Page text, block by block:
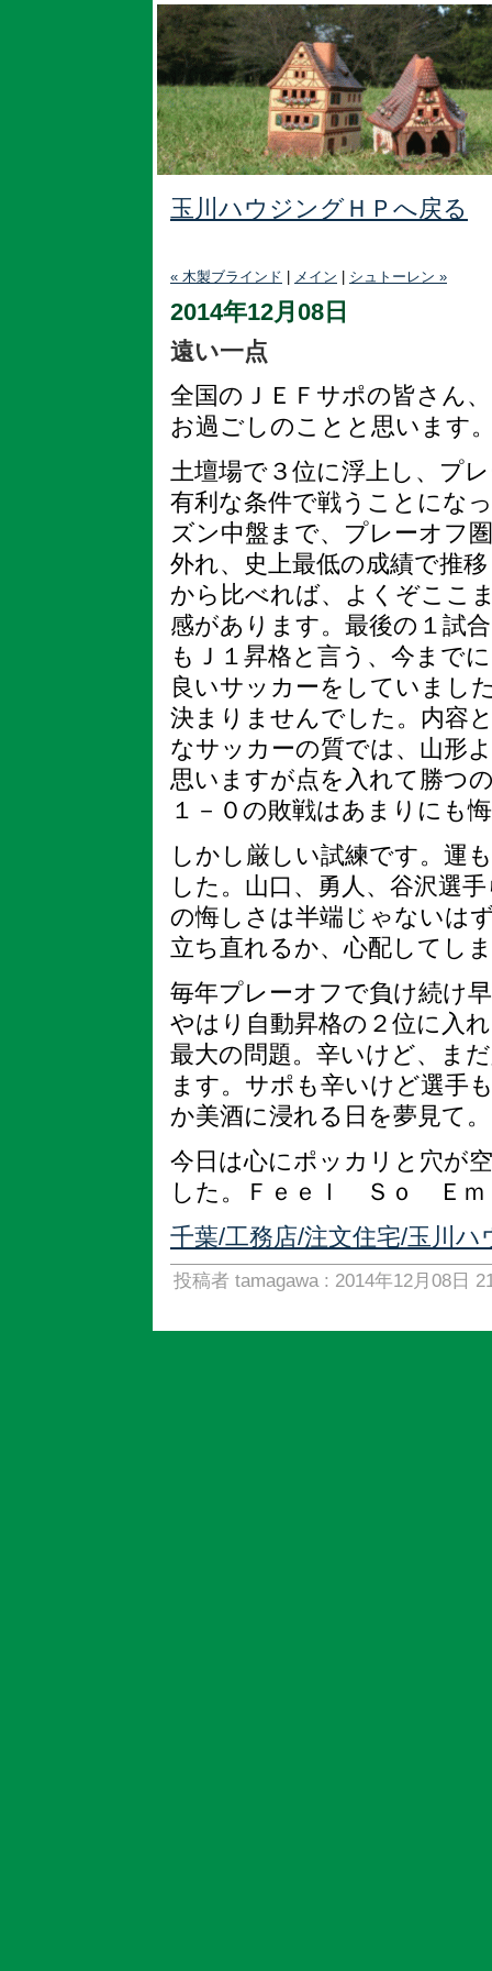
玉川ハウジングＨＰへ戻る
« 木製ブラインド メイン シュトーレン »
2014年12月08日
遠い一点
全国のＪＥＦサポの皆さん
お過ごしのことと思います
土壇場で３位に浮上し、プ
有利な条件で戦うことにな
ズン中盤まで、プレーオフ
外れ、史上最低の成績で推
から比べれば、よくぞここ
感があります。最後の１試
もＪ１昇格と言う、今まで
良いサッカーをしていまし
決まりませんでした。内容
なサッカーの質では、山形
思いますが点を入れて勝つ
１－０の敗戦はあまりにも
しかし厳しい試練です。運
した。山口、勇人、谷沢選
の悔しさは半端じゃないは
立ち直れるか、心配してし
毎年プレーオフで負け続け
やはり自動昇格の２位に入
最大の問題。辛いけど、ま
ます。サポも辛いけど選手
か美酒に浸れる日を夢見て。
今日は心にポッカリと穴が
した。Ｆｅｅｌ Ｓｏ Ｅｍ
千葉/工務店/注文住宅/玉川ハ
投稿者 tamagawa : 2014年12月08日